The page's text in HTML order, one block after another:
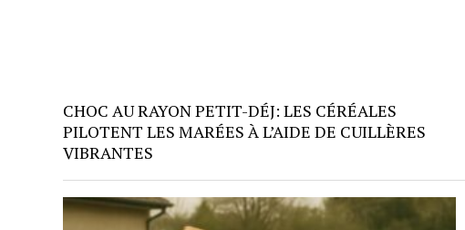
CHOC AU RAYON PETIT-DÉJ: LES CÉRÉALES
PILOTENT LES MARÉES À L’AIDE DE CUILLÈRES
VIBRANTES